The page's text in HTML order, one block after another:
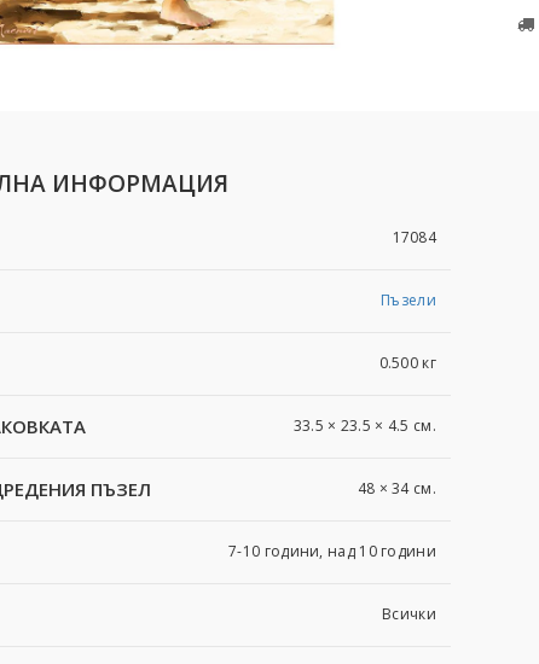
ИНФОРМАЦИЯ
17084
Пъзели
0.500 кг
33.5 × 23.5 × 4.5 см.
ПЪЗЕЛ 48 × 34 см.
7-10 години, над 10 години
Всички